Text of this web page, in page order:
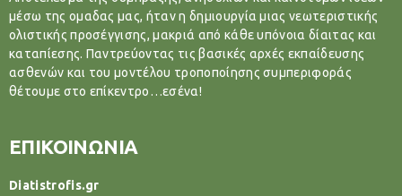
μέσω της ομαδας μας, ήταν η δημιουργία μιας νεωτεριστικής
ολιστικής προσέγγισης, μακριά από κάθε υπόνοια δίαιτας και
καταπίεσης. Παντρεύοντας τις βασικές αρχές εκπαίδευσης
ασθενών και του μοντέλου τροποποίησης συμπεριφοράς
θέτουμε στο επίκεντρο…εσένα!
ΕΠΙΚΟΙΝΩΝΙΑ
Diatistrofis.gr